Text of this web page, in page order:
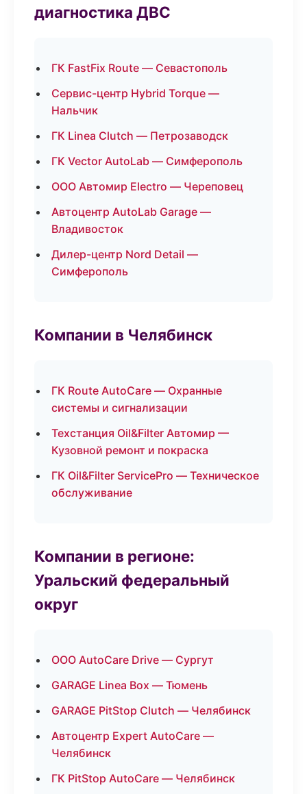
диагностика ДВС
ГК FastFix Route — Севастополь
Сервис-центр Hybrid Torque —
Нальчик
ГК Linea Clutch — Петрозаводск
ГК Vector AutoLab — Симферополь
ООО Автомир Electro — Череповец
Автоцентр AutoLab Garage —
Владивосток
Дилер-центр Nord Detail —
Симферополь
Компании в Челябинск
ГК Route AutoCare — Охранные
системы и сигнализации
Техстанция Oil&Filter Автомир —
Кузовной ремонт и покраска
ГК Oil&Filter ServicePro — Техническое
обслуживание
Компании в регионе:
Уральский федеральный
округ
ООО AutoCare Drive — Сургут
GARAGE Linea Box — Тюмень
GARAGE PitStop Clutch — Челябинск
Автоцентр Expert AutoCare —
Челябинск
ГК PitStop AutoCare — Челябинск